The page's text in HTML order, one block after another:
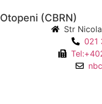
Otopeni (CBRN)
Str
021